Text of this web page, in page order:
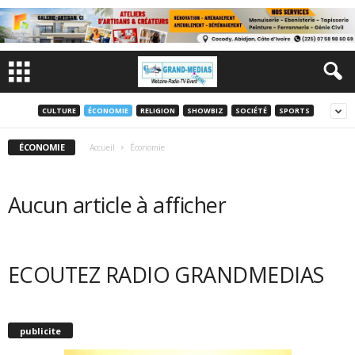
CULTURE ÉCONOMIE RELIGION SHOWBIZ SOCIÉTÉ SPORTS
ÉCONOMIE Accueil Économie
Aucun article à afficher
ECOUTEZ RADIO GRANDMEDIAS
publicite